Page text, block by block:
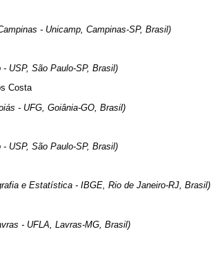
- Unicamp, Campinas-SP, Brasil)
USP, São Paulo-SP, Brasil)
Costa
- UFG, Goiânia-GO, Brasil)
USP, São Paulo-SP, Brasil)
e Estatística - IBGE, Rio de Janeiro-RJ, Brasil)
- UFLA, Lavras-MG, Brasil)